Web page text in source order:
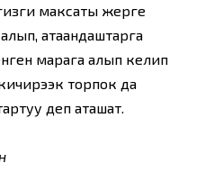
максаты жерге
атаандаштарга
марага алып келип
торпок да
деп аташат.